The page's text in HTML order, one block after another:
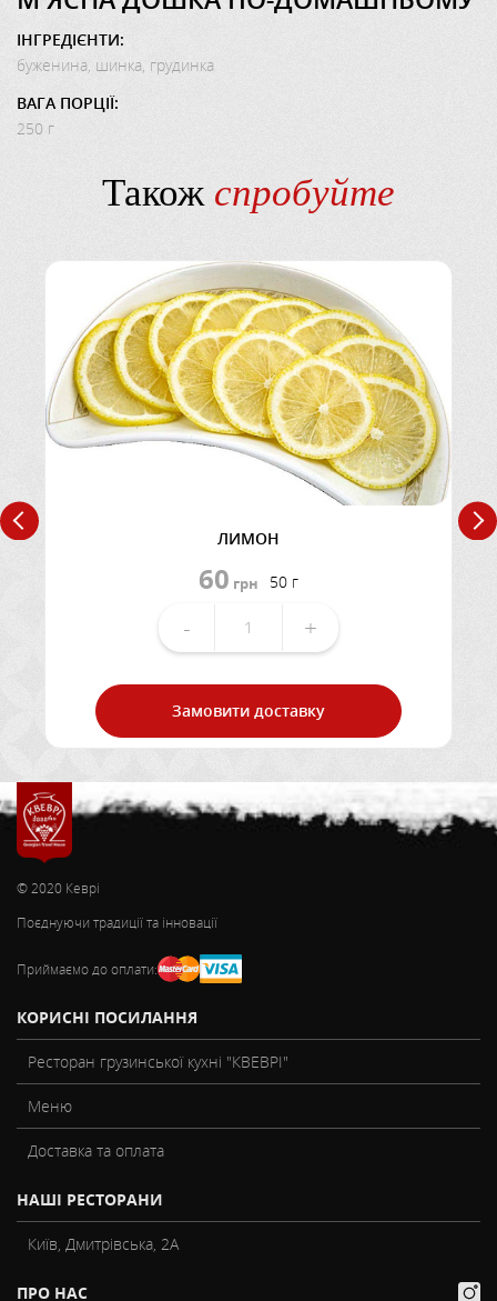
ІНГРЕДІЄНТИ:
буженина, шинка, грудинка
ВАГА ПОРЦІЇ:
250 г
Такожспробуйте
ЛИМОН
60 грн 50 г
- +
Замовити доставку
© 2020 Кеврі
Поєднуючи традиції та інновації
Приймаємо до оплати:
КОРИСНІ ПОСИЛАННЯ
Ресторан грузинської кухні "КВЕВРІ"
Меню
Доставка та оплата
НАШІ РЕСТОРАНИ
Київ, Дмитрівська, 2А
ПРО НАС